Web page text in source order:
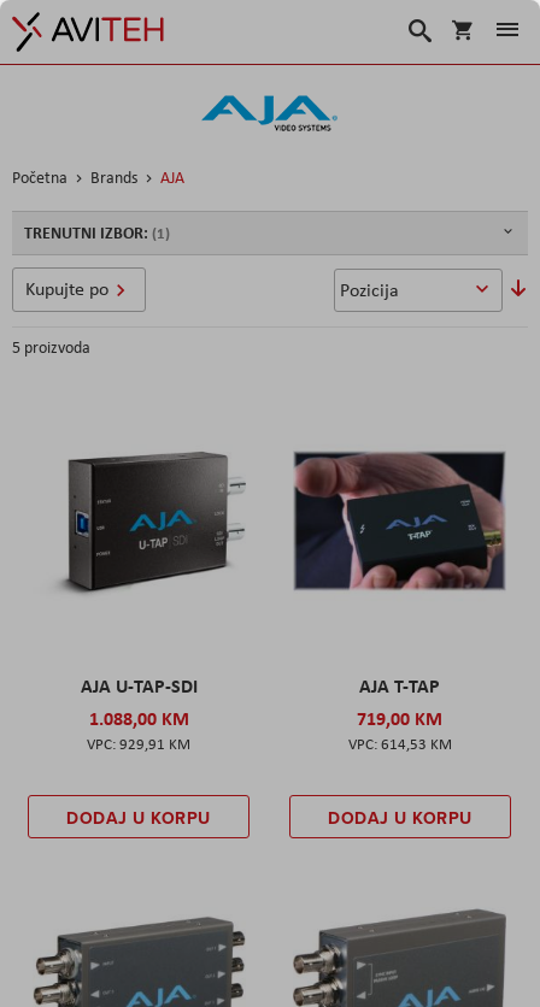
Korpa
Traži
Početna Brands AJA
5 proizvoda
AJA U-TAP-SDI
1.088,00 KM
929,91 KM
DODAJ U KORPU
AJA T-TAP
719,00 KM
614,53 KM
DODAJ U KORPU
Kupujte po
TRENUTNI IZBOR: